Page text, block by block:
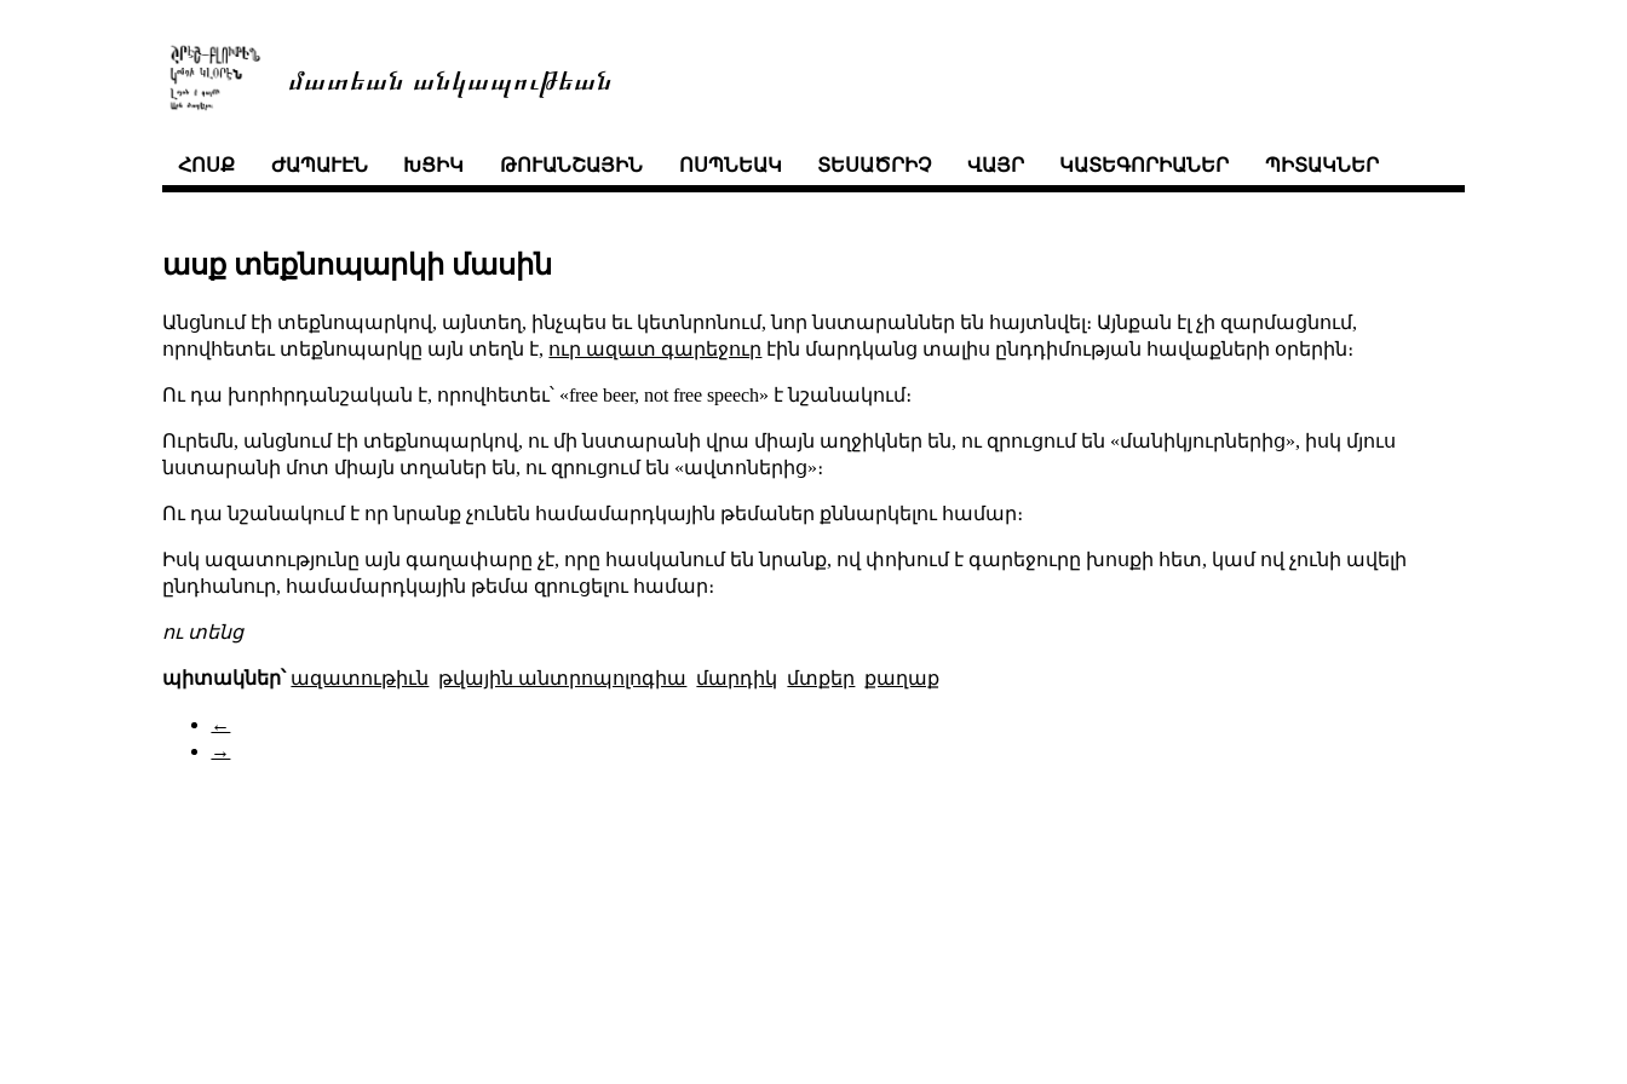
մատեան անկապութեան
ՀՈՍՔ ԺԱՊԱՒԷՆ ԽՑԻԿ ԹՈՒԱՆՇԱՅԻՆ ՈՍՊՆԵԱԿ ՏԵՍԱԾՐԻՉ ՎԱՅՐ ԿԱՏԵԳՈՐԻԱՆԵՐ ՊԻՏԱԿՆԵՐ
ասք տեքնոպարկի մասին
Անցնում էի տեքնոպարկով, այնտեղ, ինչպես եւ կետնրոնում, նոր նստարաններ են հայտնվել։ Այնքան էլ չի զարմացնում,
որովհետեւ տեքնոպարկը այն տեղն է, ուր ազատ գարեջուր էին մարդկանց տալիս ընդդիմության հավաքների օրերին։
Ու դա խորհրդանշական է, որովհետեւ՝ «free beer, not free speech» է նշանակում։
Ուրեմն, անցնում էի տեքնոպարկով, ու մի նստարանի վրա միայն աղջիկներ են, ու զրուցում են «մանիկյուրներից», իսկ մյուս
նստարանի մոտ միայն տղաներ են, ու զրուցում են «ավտոներից»։
Ու դա նշանակում է որ նրանք չունեն համամարդկային թեմաներ քննարկելու համար։
Իսկ ազատությունը այն գաղափարը չէ, որը հասկանում են նրանք, ով փոխում է գարեջուրը խոսքի հետ, կամ ով չունի ավելի
ընդհանուր, համամարդկային թեմա զրուցելու համար։
ու տենց
պիտակներ՝ ազատութիւն թվային անտրոպոլոգիա մարդիկ մտքեր քաղաք
←
→